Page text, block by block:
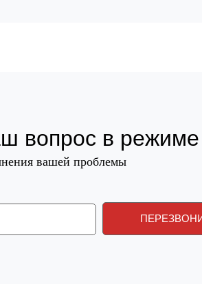
вопрос в режиме
вашей проблемы